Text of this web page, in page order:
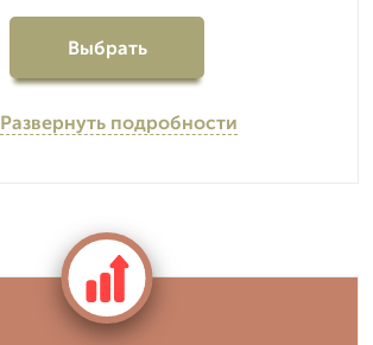
Выбрать
Развернуть подробности